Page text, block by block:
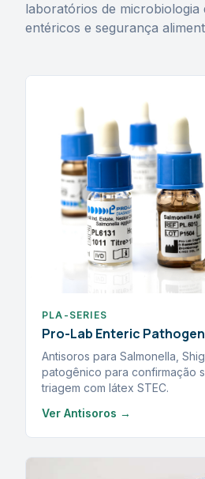
laboratórios de microbiologia
entéricos e segurança
PLA-SERIES
Pro-Lab Enteric
Antisoros para Salmonella,
patogênico para confirmação
triagem com látex STEC.
Ver Antisoros →